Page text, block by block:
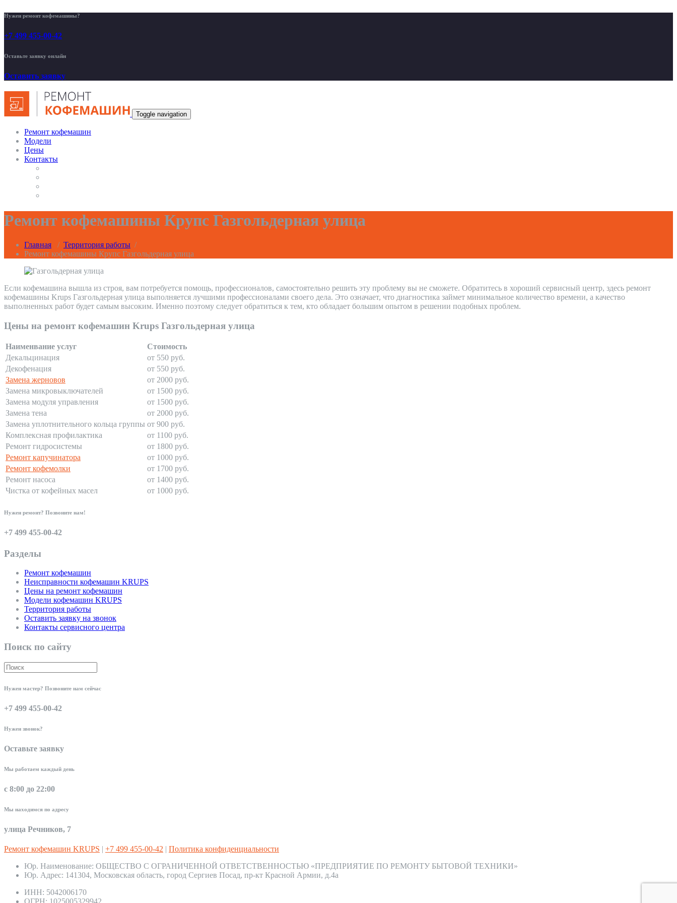
Нужен ремонт кофемашины?
+7 499 455-00-42
Оставьте заявку онлайн
Оставить заявку
Toggle navigation
Ремонт кофемашин
Модели
Цены
Контакты
Ремонт кофемашины Крупс Газгольдерная улица
Главная / Территория работы /
Ремонт кофемашины Крупс Газгольдерная улица
Если кофемашина вышла из строя, вам потребуется помощь, профессионалов, самостоятельно решить эту проблему вы не сможете. Обратитесь в хороший сервисный центр, здесь ремонт
кофемашины Krups Газгольдерная улица выполняется лучшими профессионалами своего дела. Это означает, что диагностика займет минимальное количество времени, а качество
выполненных работ будет самым высоким. Именно поэтому следует обратиться к тем, кто обладает большим опытом в решении подобных проблем.
Цены на ремонт кофемашин Krups Газгольдерная улица
Наименвание услуг
Стоимость
Декальцинация
от 550 руб.
Декофенация
от 550 руб.
Замена жерновов
от 2000 руб.
Замена микровыключателей
от 1500 руб.
Замена модуля управления
от 1500 руб.
Замена тена
от 2000 руб.
Замена уплотнительного кольца группы от 900 руб.
Комплексная профилактика
от 1100 руб.
Ремонт гидросистемы
от 1800 руб.
Ремонт капучинатора
от 1000 руб.
Ремонт кофемолки
от 1700 руб.
Ремонт насоса
от 1400 руб.
Чистка от кофейных масел
от 1000 руб.
Нужен ремонт? Позвоните нам!
+7 499 455-00-42
Разделы
Ремонт кофемашин
Неисправности кофемашин KRUPS
Цены на ремонт кофемашин
Модели кофемашин KRUPS
Территория работы
Оставить заявку на звонок
Контакты сервисного центра
Поиск по сайту
Нужен мастер? Позвоните нам сейчас
+7 499 455-00-42
Нужен звонок?
Оставьте заявку
Мы работаем каждый день
с 8:00 до 22:00
Мы находимся по адресу
улица Речников, 7
Ремонт кофемашин KRUPS | +7 499 455-00-42 | Политика конфиденциальности
Юр. Наименование: ОБЩЕСТВО С ОГРАНИЧЕННОЙ ОТВЕТСТВЕННОСТЬЮ «ПРЕДПРИЯТИЕ ПО РЕМОНТУ БЫТОВОЙ ТЕХНИКИ»
Юр. Адрес: 141304, Московская область, город Сергиев Посад, пр-кт Красной Армии, д.4а
ИНН: 5042006170
ОГРН: 1025005329942